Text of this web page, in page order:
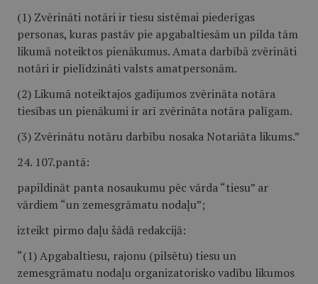
(1) Zvērināti notāri ir tiesu sistēmai piederīgas
personas, kuras pastāv pie apgabaltiesām un pilda tām
likumā noteiktos pienākumus. Amata darbībā zvērināti
notāri ir pielīdzināti valsts amatpersonām.
(2) Likumā noteiktajos gadījumos zvērināta notāra
tiesības un pienākumi ir arī zvērināta notāra palīgam.
(3) Zvērinātu notāru darbību nosaka Notariāta likums.”
24. 107.pantā:
papildināt panta nosaukumu pēc vārda “tiesu” ar
vārdiem “un zemesgrāmatu nodaļu”;
izteikt pirmo daļu šādā redakcijā:
“(1) Apgabaltiesu, rajonu (pilsētu) tiesu un
zemesgrāmatu nodaļu organizatorisko vadību likumos